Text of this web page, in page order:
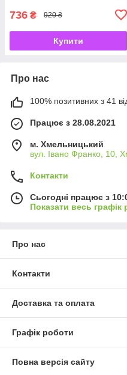
736 ₴ 920 ₴
Купити
Про нас
100% позитивних з 41
Працює з 28.08.2021
м. Хмельницький
вул. Івано Франко, 10,
Контакти
Сьогодні працює з
Показати весь графік
Про нас
Контакти
Доставка та оплата
Графік роботи
Повна версія сайту